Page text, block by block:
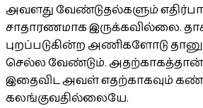
அவளது வேண்டுதல்களும்
சாதாரணமாக இருக்கவில்லை.
புறப்படுகின்ற அணிகளோடு
செல்ல வேண்டும்.
இதைவிட அவள் எதற்காகவும் கண்
கலங்குவதில்லையே.